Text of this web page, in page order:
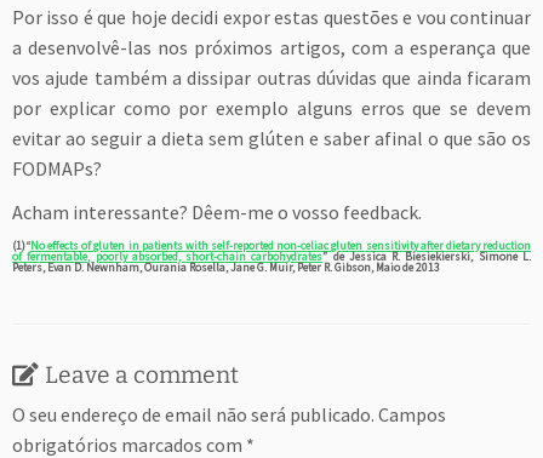
Por isso é que hoje decidi expor estas questões e vou continuar
a desenvolvê-las nos próximos artigos, com a esperança que
vos ajude também a dissipar outras dúvidas que ainda ficaram
por explicar como por exemplo alguns erros que se devem
evitar ao seguir a dieta sem glúten e saber afinal o que são os
FODMAPs?
Acham interessante? Dêem-me o vosso feedback.
(1)“No effects of gluten in patients with self-reported non-celiac gluten sensitivity after dietary reduction
of fermentable, poorly absorbed, short-chain carbohydrates” deJessica R. Biesiekierski, Simone L.
Peters, Evan D. Newnham, Ourania Rosella, Jane G. Muir, Peter R. Gibson, Maio de 2013
Leave a comment
O seu endereço de email não será publicado. Campos
obrigatórios marcados com *